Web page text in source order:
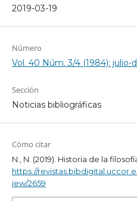
2019-03-19
Número
Vol. 40 Núm. 3/4 (1984): julio-
Sección
Noticias bibliográficas
Cómo citar
N., N. (2019). Historia de la
https://
iew/2659